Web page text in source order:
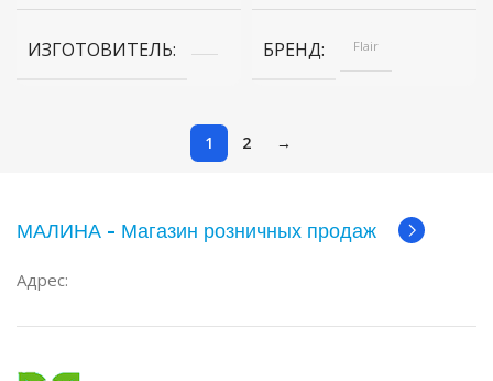
ИЗГОТОВИТЕЛЬ БРЕНД Flair
1 2 →
МАЛИНА - Магазин розничных продаж
Адрес: